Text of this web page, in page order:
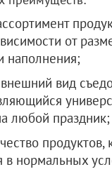
от
наполнения;
вид
любой праздник;
продуктов,
в нормальных